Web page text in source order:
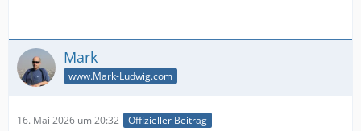
Mark
www.Mark-Ludwig.com
16. Mai 2026 um 20:32 Offizieller Beitrag